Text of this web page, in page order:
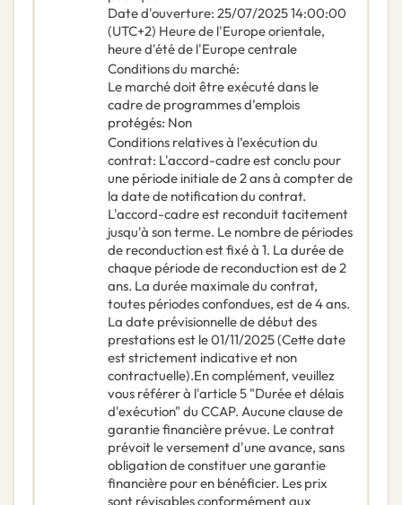
Date d'ouverture: 25/07/202514:00:00
(UTC+2) Heure de l'Europe orientale,
heure d'été de l'Europe centrale
Conditions du marché:
Le marché doit être exécuté dans le
cadre de programmes d’emplois
protégés: Non
Conditions relatives à l’exécution du
contrat: L'accord-cadre est conclu pour
une période initiale de 2 ans à compter de
la date de notification du contrat.
L'accord-cadre est reconduit tacitement
jusqu'à son terme. Le nombre de périodes
de reconduction est fixé à 1. La durée de
chaque période de reconduction est de 2
ans. La durée maximale du contrat,
toutes périodes confondues, est de 4 ans.
La date prévisionnelle de début des
prestations est le 01/11/2025 (Cette date
est strictement indicative et non
contractuelle).En complément, veuillez
vous référer à l'article 5 "Durée et délais
d'exécution" du CCAP. Aucune clause de
garantie financière prévue. Le contrat
prévoit le versement d'une avance, sans
obligation de constituer une garantie
financière pour en bénéficier. Les prix
sont révisables conformément aux